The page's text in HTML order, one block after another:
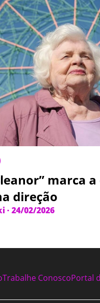
marca
direção
· 24/02/2026
Trabalhe ConoscoPortal